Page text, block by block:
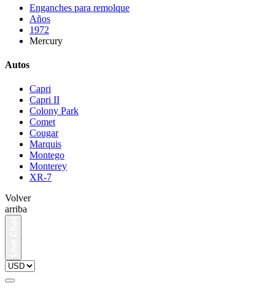
Enganches para remolque
Años
1972
Mercury
Autos
Capri
Capri II
Colony Park
Comet
Cougar
Marquis
Montego
Monterey
XR-7
Volver
arriba